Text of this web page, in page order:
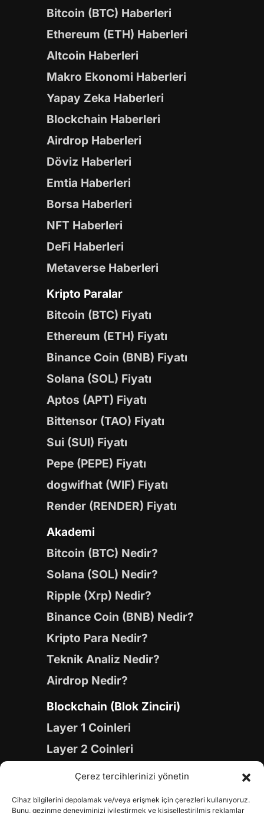
Çerez tercihlerinizi yönetin
Cihaz bilgilerini depolamak ve/veya erişmek için çerezleri kullanıyoruz.
Bunu, gezinme deneyiminizi iyileştirmek ve kişiselleştirilmiş reklamlar
Bitcoin (BTC) Haberleri
Ethereum (ETH) Haberleri
Altcoin Haberleri
Makro Ekonomi Haberleri
Yapay Zeka Haberleri
Blockchain Haberleri
Airdrop Haberleri
Döviz Haberleri
Emtia Haberleri
Borsa Haberleri
NFT Haberleri
DeFi Haberleri
Metaverse Haberleri
Kripto Paralar
Bitcoin (BTC) Fiyatı
Ethereum (ETH) Fiyatı
Binance Coin (BNB) Fiyatı
Solana (SOL) Fiyatı
Aptos (APT) Fiyatı
Bittensor (TAO) Fiyatı
Sui (SUI) Fiyatı
Pepe (PEPE) Fiyatı
dogwifhat (WIF) Fiyatı
Render (RENDER) Fiyatı
Akademi
Bitcoin (BTC) Nedir?
Solana (SOL) Nedir?
Ripple (Xrp) Nedir?
Binance Coin (BNB) Nedir?
Kripto Para Nedir?
Teknik Analiz Nedir?
Airdrop Nedir?
Blockchain (Blok Zinciri)
Layer 1 Coinleri
Layer 2 Coinleri
Yapay Zeka (AI) Coinleri